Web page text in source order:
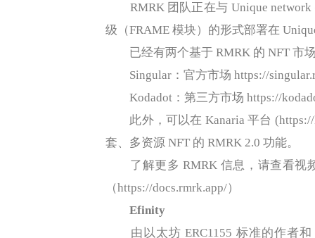
RMRK 团队正在与 Unique network
级（FRAME 模块）的形式部署在
已经有两个基于 RMRK 的 NFT 市
Singular：官方市场 https://
Kodadot：第三方市场 https://
此外，可以在 Kanaria 平台 (https://
套、多资源 NFT 的 RMRK 2.0 功能。
了解更多 RMRK 信息，请查看视频
（https://docs.rmrk.app/）
Efinity
由以太坊 ERC1155 标准的作者和